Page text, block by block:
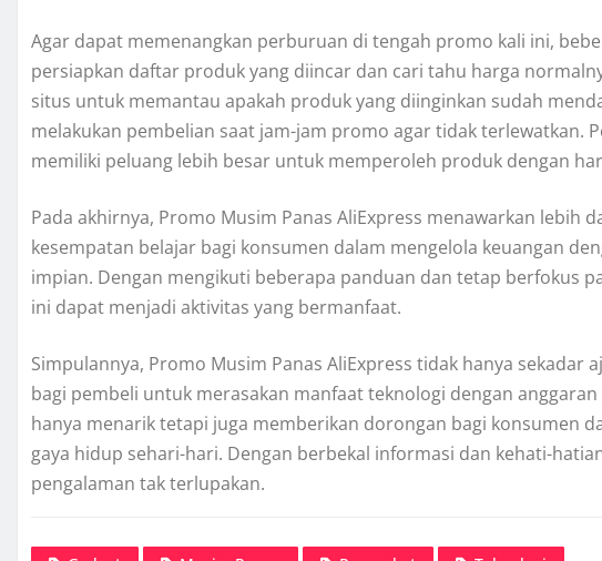
Agar dapat memenangkan perburuan di tengah promo kali ini,
persiapkan daftar produk yang diincar dan cari tahu harga
situs untuk memantau apakah produk yang diinginkan sudah
melakukan pembelian saat jam-jam promo agar tidak terlewatkan.
memiliki peluang lebih besar untuk memperoleh produk dengan
Pada akhirnya, Promo Musim Panas AliExpress menawarkan lebih
kesempatan belajar bagi konsumen dalam mengelola keuangan
impian. Dengan mengikuti beberapa panduan dan tetap berfokus
ini dapat menjadi aktivitas yang bermanfaat.
Simpulannya, Promo Musim Panas AliExpress tidak hanya sekadar
bagi pembeli untuk merasakan manfaat teknologi dengan
hanya menarik tetapi juga memberikan dorongan bagi konsumen
gaya hidup sehari-hari. Dengan berbekal informasi dan kehati-
pengalaman tak terlupakan.